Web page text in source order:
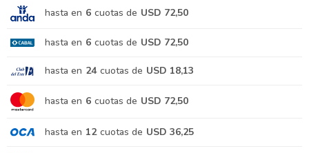
hasta en 6 cuotas de USD 72,50
hasta en 6 cuotas de USD 72,50
hasta en 24 cuotas de USD 18,13
hasta en 6 cuotas de USD 72,50
hasta en 12 cuotas de USD 36,25